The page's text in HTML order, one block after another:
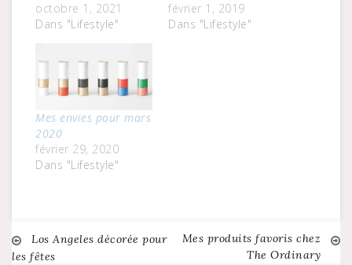
octobre 1, 2021
Dans "Lifestyle"
février 1, 2019
Dans "Lifestyle"
Mes envies pour mars
2020
février 29, 2020
Dans "Lifestyle"
Navigation
Los Angeles décorée pour
les fêtes
Mes produits favoris chez
The Ordinary